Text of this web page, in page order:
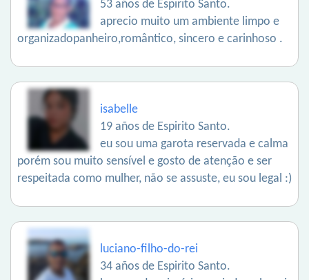
53 años de Espirito Santo.
aprecio muito um ambiente limpo e
organizadopanheiro,romântico, sincero e carinhoso .
isabelle
19 años de Espirito Santo.
eu sou uma garota reservada e calma
porém sou muito sensível e gosto de atenção e ser
respeitada como mulher, não se assuste, eu sou legal :)
luciano-filho-do-rei
34 años de Espirito Santo.